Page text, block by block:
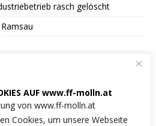
AUF www.ff-molln.at
von www.ff-molln.at
Cookies, um unsere Webseite
rasch gelöscht